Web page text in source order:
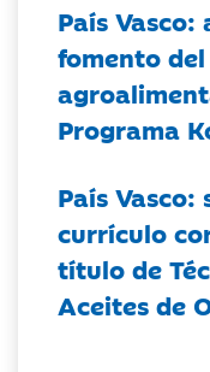
País
fomento
Programa
País Vasco:
currículo
título de
Aceites de